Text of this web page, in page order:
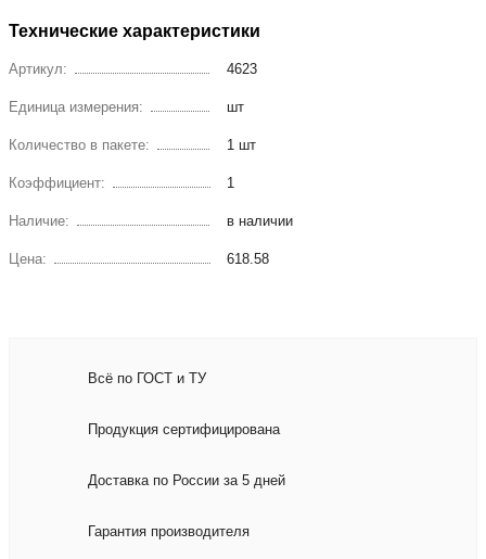
Технические характеристики
Артикул: 4623
Единица измерения: шт
Количество в пакете: 1 шт
Коэффициент: 1
Наличие: в наличии
Цена: 618.58
Всё по ГОСТ и ТУ
Продукция сертифицирована
Доставка по России за 5 дней
Гарантия производителя